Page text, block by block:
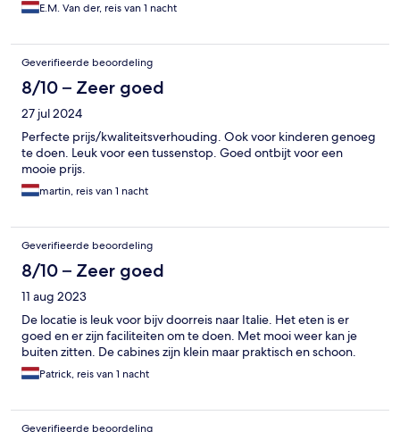
E.M. Van der, reis van 1 nacht
Geverifieerde beoordeling
8/10 – Zeer goed
27 jul 2024
Perfecte prijs/kwaliteitsverhouding. Ook voor kinderen genoeg
te doen. Leuk voor een tussenstop. Goed ontbijt voor een
mooie prijs.
martin, reis van 1 nacht
Geverifieerde beoordeling
8/10 – Zeer goed
11 aug 2023
De locatie is leuk voor bijv doorreis naar Italie. Het eten is er
goed en er zijn faciliteiten om te doen. Met mooi weer kan je
buiten zitten. De cabines zijn klein maar praktisch en schoon.
Patrick, reis van 1 nacht
Geverifieerde beoordeling